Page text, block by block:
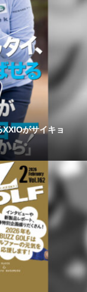
がサイキョ